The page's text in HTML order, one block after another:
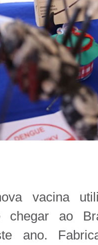
vacina
chegar ao
ano.